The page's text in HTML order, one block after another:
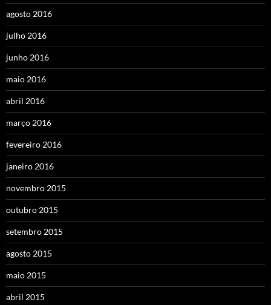
agosto 2016
julho 2016
junho 2016
maio 2016
abril 2016
março 2016
fevereiro 2016
janeiro 2016
novembro 2015
outubro 2015
setembro 2015
agosto 2015
maio 2015
abril 2015